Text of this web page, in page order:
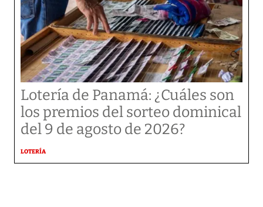
Lotería de Panamá: ¿Cuáles son
los premios del sorteo dominical
del 9 de agosto de 2026?
LOTERÍA